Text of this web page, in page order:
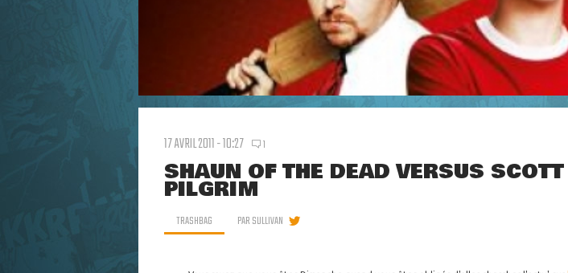
17 AVRIL 2011 - 10:27 1
SHAUN OF THE DEAD VERSUS SCOTT
PILGRIM
TRASHBAG PARSULLIVAN